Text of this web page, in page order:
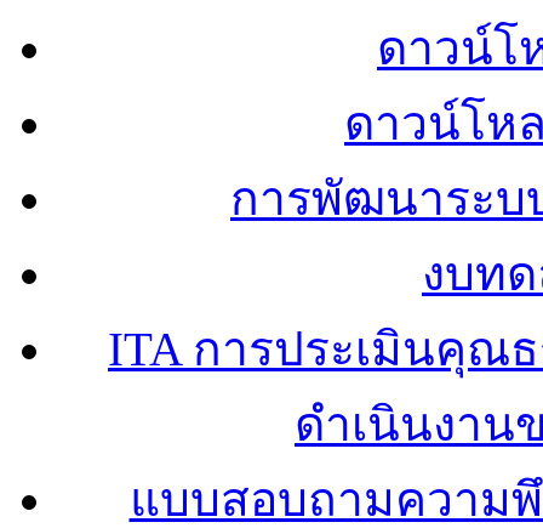
ดาวน์โ
ดาวน์โห
การพัฒนาระ
งบท
ITA การประเมินคุณ
ดำเนินงาน
แบบสอบถามความ